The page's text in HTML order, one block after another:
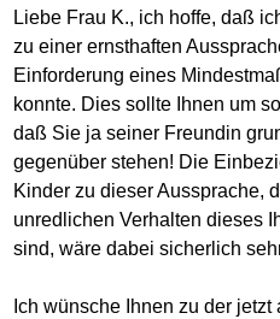
Liebe Frau K., ich hoffe, daß
zu einer ernsthaften
Einforderung eines
konnte. Dies sollte Ihnen um
daß Sie ja seiner Freundin
gegenüber stehen! Die
Kinder zu dieser Aussprache,
unredlichen Verhalten dieses
sind, wäre dabei sicherlich
Ich wünsche Ihnen zu der